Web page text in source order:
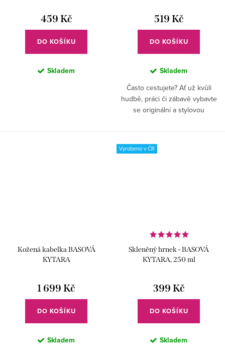
459 Kč
DO KOŠÍKU
Skladem
519 Kč
DO KOŠÍKU
Skladem
Často cestujete? Ať už kvůli
hudbě, práci či zábavě vybavte
se originální a stylovou
Kožená kabelka BASOVÁ
KYTARA
1 699 Kč
DO KOŠÍKU
Skladem
Vyrobeno v ČR
Skleněný hrnek - BASOVÁ
KYTARA, 250 ml
399 Kč
DO KOŠÍKU
Skladem